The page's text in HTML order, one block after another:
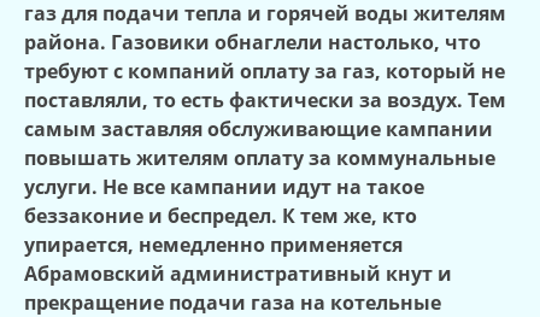
газ для подачи тепла и горячей воды жителям
района. Газовики обнаглели настолько, что
требуют с компаний оплату за газ, который не
поставляли, то есть фактически за воздух. Тем
самым заставляя обслуживающие кампании
повышать жителям оплату за коммунальные
услуги. Не все кампании идут на такое
беззаконие и беспредел. К тем же, кто
упирается, немедленно применяется
Абрамовский административный кнут и
прекращение подачи газа на котельные